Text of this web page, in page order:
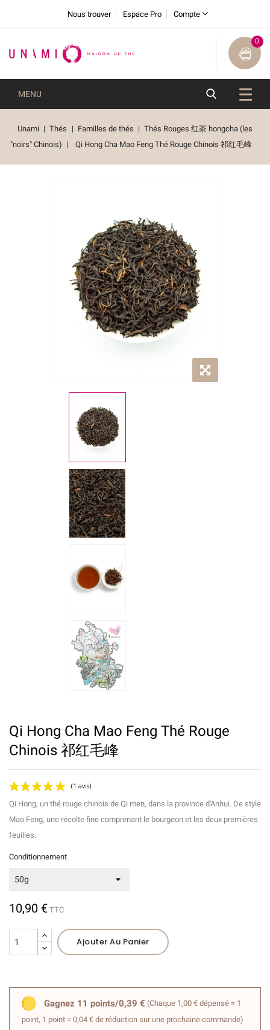
Nous trouver Espace Pro Compte
0
MENU
Unami Thés Familles de thés
Thés Rouges 红茶 hongcha (les
"noirs" Chinois)
Qi Hong Cha Mao Feng Thé Rouge Chinois 祁红毛峰
Qi Hong Cha Mao Feng Thé Rouge
Chinois 祁红毛峰
Qi Hong, un thé rouge chinois de Qi men, dans la province d'Anhui. De style
Mao Feng, une récolte fine comprenant le bourgeon et les deux premières
feuilles.
Conditionnement
10,90 € TTC
Ajouter Au Panier
Gagnez 11 points/0,39 € (Chaque 1,00 € dépensé = 1
point, 1 point = 0,04 € de réduction sur une prochaine commande)